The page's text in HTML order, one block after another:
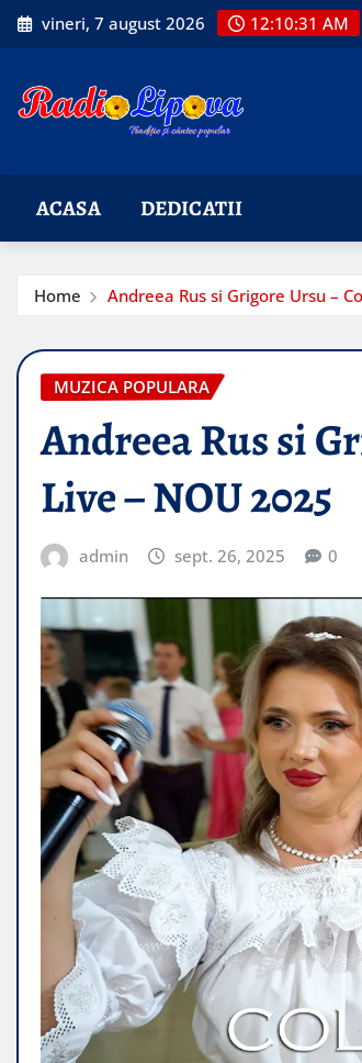
Skip
to
vineri, 7 august 2026 12:10:32 AM
ACASA DEDICATII
Home Andreea Rus si Grigore Ursu –
MUZICA POPULARA
Andreea Rus si
Live – NOU 2025
admin sept. 26, 2025 0